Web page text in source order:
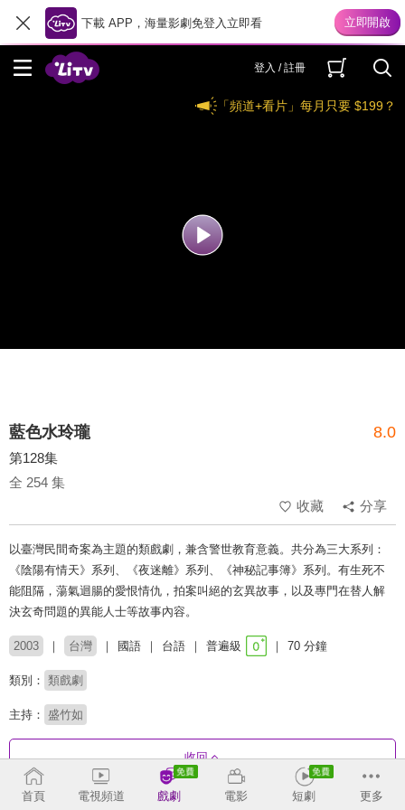
下載 APP，海量影劇免登入立即看
登入 / 註冊
「頻道+看片」每月只要 $199？
藍色水玲瓏 8.0
第128集
全 254 集
收藏
分享
以臺灣民間奇案為主題的類戲劇，兼含警世教育意義。共分為三大系列：
《陰陽有情天》系列、《夜迷離》系列、《神秘記事簿》系列。有生死不
能阻隔，蕩氣迴腸的愛恨情仇，拍案叫絕的玄異故事，以及專門在替人解
決玄奇問題的異能人士等故事內容。
2003 台灣 國語 台語 普遍級 70 分鐘
類別： 類戲劇
主持： 盛竹如
收回
首頁 電視頻道 戲劇 電影 短劇 更多